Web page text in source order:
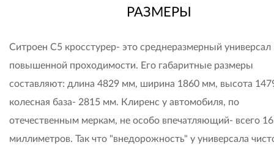
РАЗМЕРЫ
Ситроен C5 кросстурер- это среднеразмерный универсал
повышенной проходимости. Его габаритные размеры
составляют: длина 4829 мм, ширина 1860 мм, высота
колесная база- 2815 мм. Клиренс у автомобиля, по
отечественным меркам, не особо впечатляющий- всего
миллиметров. Так что "внедорожность" у универсала